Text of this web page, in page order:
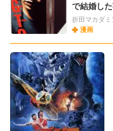
で結婚し
折田マカダミ
漫画